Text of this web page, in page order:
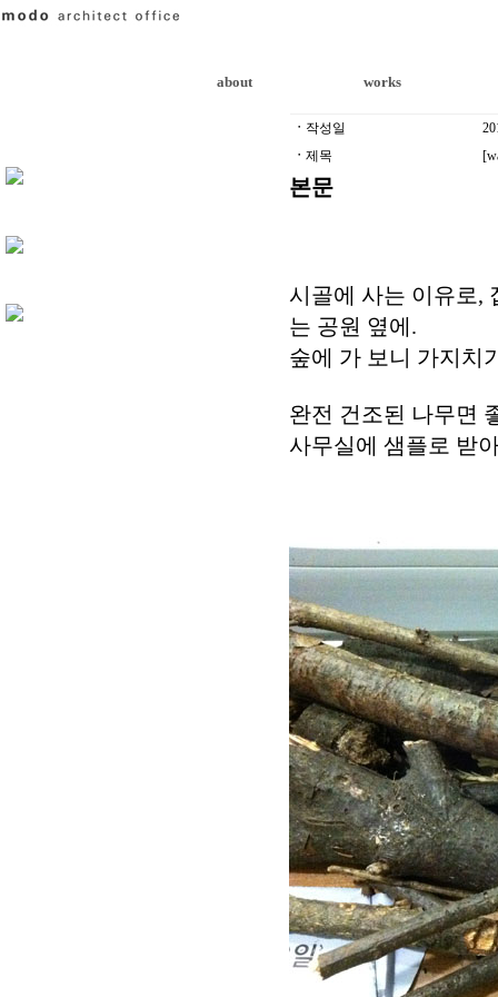
about works
ㆍ 작성일
ㆍ 제목
본문
시골에 사는 이유로,
는 공원 옆에.
숲에 가 보니 가지치
완전 건조된 나무면
사무실에 샘플로 받